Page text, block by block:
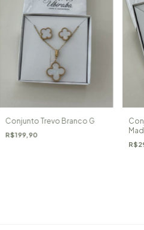
Conjunto Trevo Branco G
R$199,90